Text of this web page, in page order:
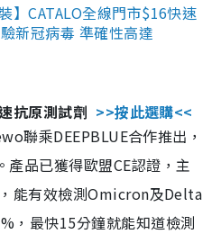
】CATALO全線門市$16快速
新冠病毒 準確性高達
抗原測試劑 >>按此選購<<
聯乘DEEPBLUE合作推出，
品已獲得歐盟CE認證，主
能有效檢測Omicron及Delta
，最快15分鐘就能知道檢測